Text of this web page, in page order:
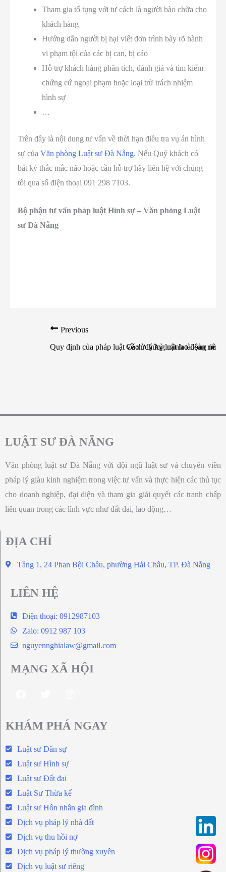
Tham gia tố tụng với tư cách là người bào chữa cho
khách hàng
Hướng dẫn người bị hại viết đơn trình bày rõ hành
vi phạm tội của các bị can, bị cáo
Hỗ trợ khách hàng phân tích, đánh giá và tìm kiếm
chứng cứ ngoại phạm hoặc loại trừ trách nhiệm
hình sự
…
Trên đây là nội dung tư vấn về thời hạn điều tra vụ án hình
sự của Văn phòng Luật sư Đà Nẵng. Nếu Quý khách có
bất kỳ thắc mắc nào hoặc cần hỗ trợ hãy liên hệ với chúng
tôi qua số điện thoại 091 298 7103.
Bộ phận tư vấn pháp luật Hình sự – Văn phòng Luật
sư Đà Nẵng
Previous
Quy định của pháp luật về xử lý kỷ luật lao động mới
Cách chứng minh tài sản
LUẬT SƯ ĐÀ NẴNG
Văn phòng luật sư Đà Nẵng với đội ngũ luật sư và chuyên viên
pháp lý giàu kinh nghiệm trong việc tư vấn và thực hiện các thủ tục
cho doanh nghiệp, đại diện và tham gia giải quyết các tranh chấp
liên quan trong các lĩnh vực như đất đai, lao động…
ĐỊA CHỈ
Tầng 1, 24 Phan Bội Châu, phường Hải Châu, TP. Đà Nẵng
LIÊN HỆ
Điện thoại: 0912987103
Zalo: 0912 987 103
nguyennghialaw@gmail.com
MẠNG XÃ HỘI
KHÁM PHÁ NGAY
Luật sư Dân sự
Luật sư Hình sự
Luật sư Đất đai
Luật Sư Thừa kế
Luật sư Hôn nhân gia đình
Dịch vụ pháp lý nhà đất
Dịch vụ thu hồi nợ
Dịch vụ pháp lý thường xuyên
Dịch vụ luật sư riêng